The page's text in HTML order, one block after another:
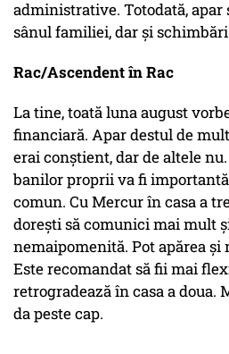
administrative. Totodată,
sânul familiei, dar și
Rac/Ascendent în Rac
La tine, toată luna august
financiară. Apar destul de
erai conștient, dar de altele
banilor proprii va fi
comun. Cu Mercur în casa a
dorești să comunici mai mult
nemaipomenită. Pot apărea
Este recomandat să fii mai
retrogradează în casa a doua.
da peste cap.